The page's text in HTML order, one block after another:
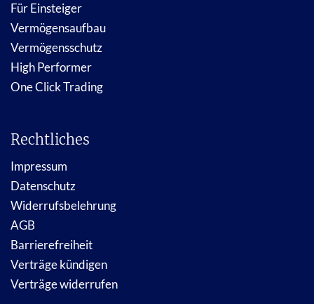
Für Einsteiger
Vermögensaufbau
Vermögensschutz
High Performer
One Click Trading
Rechtliches
Impressum
Datenschutz
Widerrufsbelehrung
AGB
Barrierefreiheit
Verträge kündigen
Verträge widerrufen